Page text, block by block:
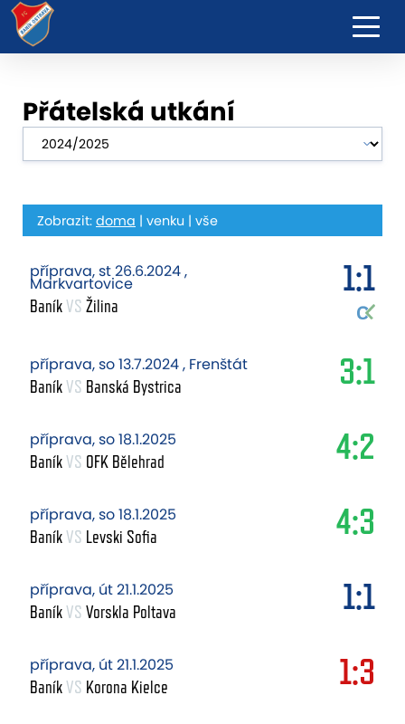
Přátelská utkání
Zobrazit: doma | venku | vše
příprava, st 26.6.2024 ,
Markvartovice
BaníkVS Žilina
1:1
příprava, so 13.7.2024 , Frenštát
BaníkVS Banská Bystrica 3:1
příprava, so 18.1.2025
BaníkVS OFK Bělehrad 4:2
příprava, so 18.1.2025
BaníkVS Levski Sofia 4:3
příprava, út 21.1.2025
BaníkVS Vorskla Poltava 1:1
příprava, út 21.1.2025
BaníkVS Korona Kielce 1:3